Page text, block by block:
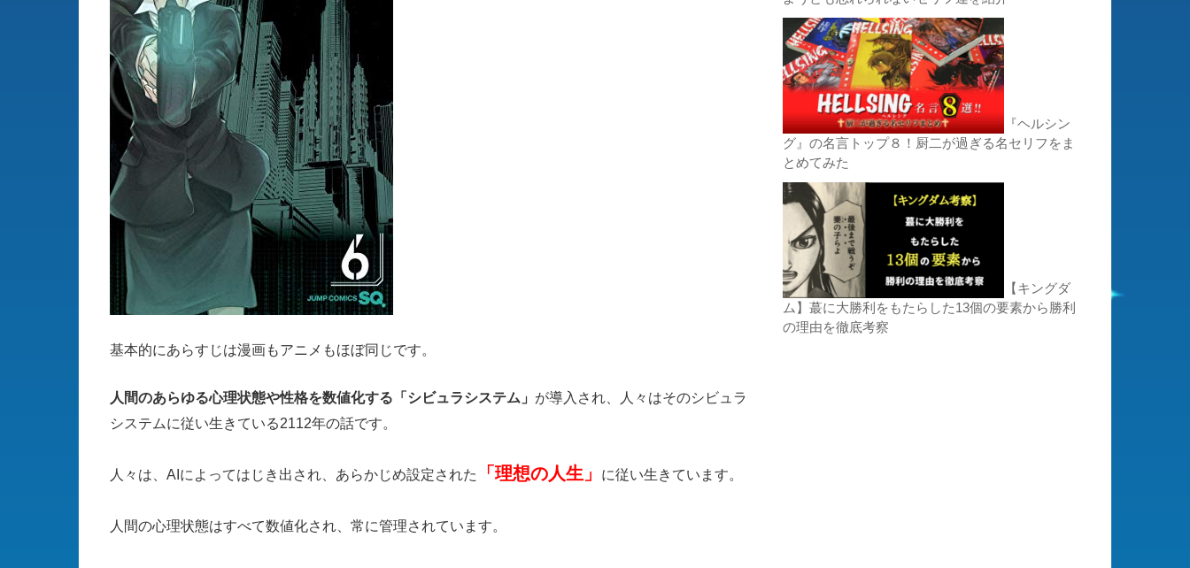
基本的にあらすじは漫画もアニメもほぼ同じです。
人間のあらゆる心理状態や性格を数値化する「シビュラシステム」 が導入され、人々はそのシビュラ
システムに従い生きている2112年の話です。
人々は、AIによってはじき出され、あらかじめ設定された 「理想の人生」 に従い生きています。
人間の心理状態はすべて数値化され、常に管理されています。
『ヘルシン
グ』の名言トップ８！厨二が過ぎる名セリフをま
とめてみた
【キングダ
ム】蕞に大勝利をもたらした13個の要素から勝利
の理由を徹底考察